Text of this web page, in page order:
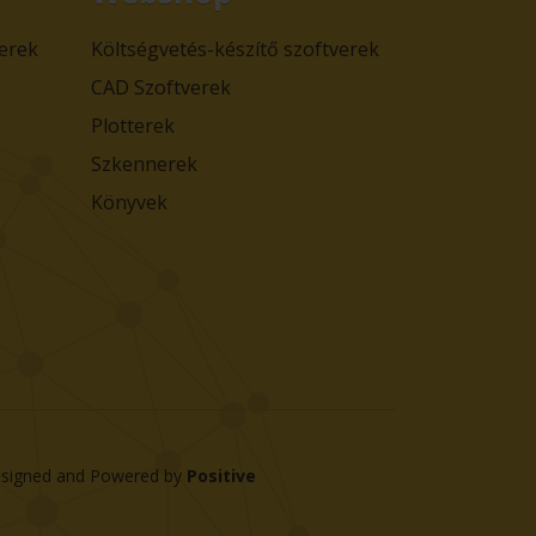
Költségvetés-készítő szoftverek
CAD Szoftverek
Plotterek
Szkennerek
Könyvek
and Powered by Positive